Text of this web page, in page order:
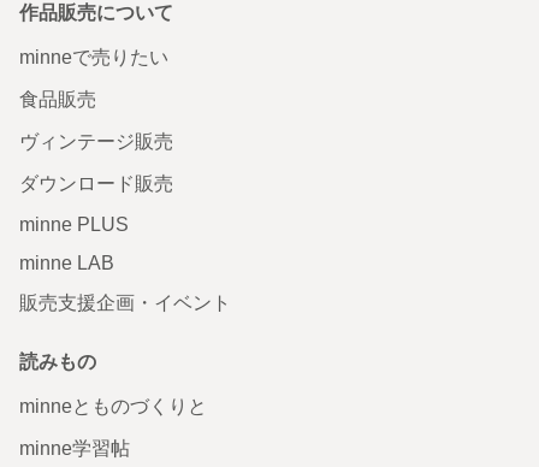
作品販売について
minneで売りたい
食品販売
ヴィンテージ販売
ダウンロード販売
minne PLUS
minne LAB
販売支援企画・イベント
読みもの
minneとものづくりと
minne学習帖